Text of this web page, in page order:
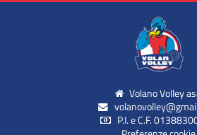
Volano Volley
P.I. e C.F.